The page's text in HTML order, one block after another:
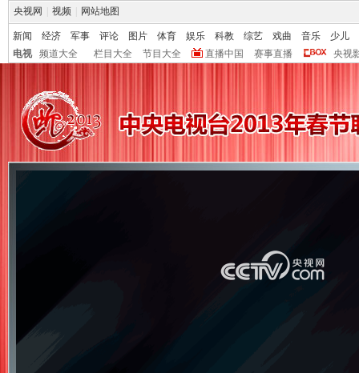
央视网 视频 网站地图
新闻 经济 军事 评论 图片 体育 娱乐 科教 综艺 戏曲 音乐
少儿
电视
频道大全 栏目大全 节目大全 直播中国 赛事直播 央视